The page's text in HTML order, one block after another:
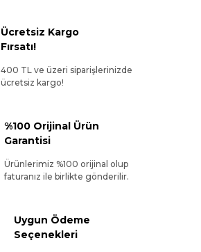
Ücretsiz Kargo
Fırsatı!
400 TL ve üzeri siparişlerinizde
ücretsiz kargo!
%100 Orijinal Ürün
Garantisi
Ürünlerimiz %100 orijinal olup
faturanız ile birlikte gönderilir.
Uygun Ödeme
Seçenekleri